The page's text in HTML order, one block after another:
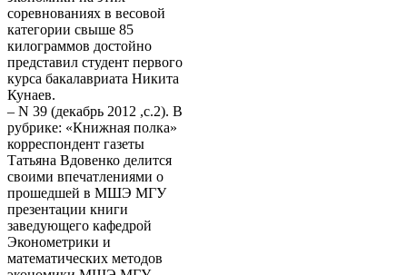
соревнованиях в весовой
категории свыше 85
килограммов достойно
представил студент первого
курса бакалавриата Никита
Кунаев.
– N 39 (декабрь 2012 ,c.2). В
рубрике: «Книжная полка»
корреспондент газеты
Татьяна Вдовенко делится
своими впечатлениями о
прошедшей в МШЭ МГУ
презентации книги
заведующего кафедрой
Эконометрики и
математических методов